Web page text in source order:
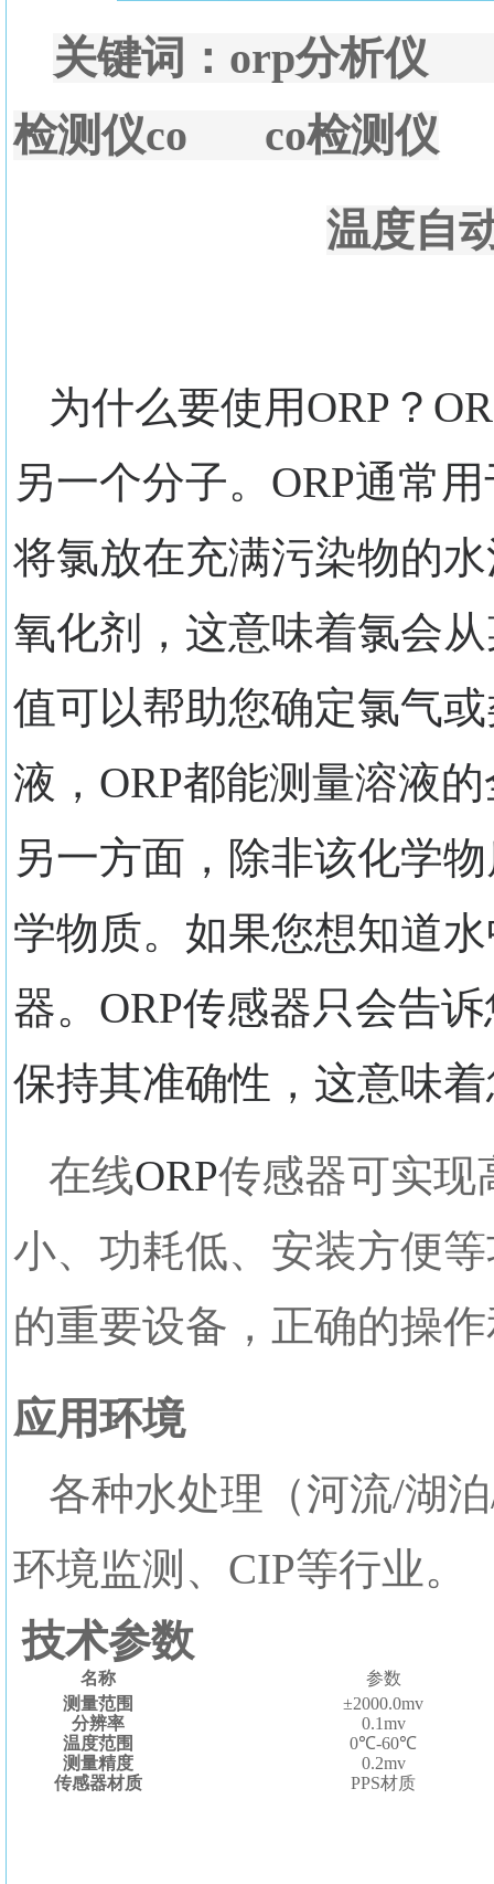
关键词：orp分
检测仪co co检测仪
温度自
为什么要使用ORP？
另一个分子。ORP通常
将氯放在充满污染物的
氧化剂，这意味着氯会
值可以帮助您确定氯气
液，ORP都能测量溶液
另一方面，除非该化学
学物质。如果您想知道
器。ORP传感器只会告
保持其准确性，这意味
在线ORP传感器可实现
小、功耗低、安装方便
的重要设备，正确的操
应用环境
各种水处理（河流/湖
环境监测、CIP等行业。
技术参数
名称
参数
测量范围
±2000.0mv
分辨率
0.1mv
温度范围
0℃-60℃
测量精度
0.2mv
传感器材质
PPS材质